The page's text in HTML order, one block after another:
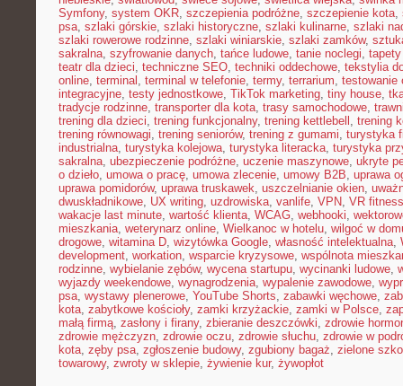
Symfony, system OKR, szczepienia podróżne, szczepienie kota,
psa, szlaki górskie, szlaki historyczne, szlaki kulinarne, szlaki
szlaki rowerowe rodzinne, szlaki winiarskie, szlaki zamków,
sakralna, szyfrowanie danych, tańce ludowe, tanie noclegi,
teatr dla dzieci, techniczne SEO, techniki oddechowe, tekstylia
online, terminal , terminal w telefonie, termy, terrarium, testowanie
integracyjne, testy jednostkowe, TikTok marketing, tiny house,
tradycje rodzinne, transporter dla kota, trasy samochodowe,
trening dla dzieci, trening funkcjonalny, trening kettlebell , trening
trening równowagi, trening seniorów, trening z gumami, turystyka
industrialna, turystyka kolejowa, turystyka literacka, turystyka
sakralna, ubezpieczenie podróżne, uczenie maszynowe, ukryte
o dzieło, umowa o pracę, umowa zlecenie, umowy B2B, uprawa
uprawa pomidorów, uprawa truskawek, uszczelnianie okien,
dwuskładnikowe, UX writing, uzdrowiska, vanlife, VPN, VR fitness
wakacje last minute, wartość klienta, WCAG, webhooki,
mieszkania, weterynarz online, Wielkanoc w hotelu, wilgoć w
drogowe, witamina D, wizytówka Google, własność intelektualna,
development, workation, wsparcie kryzysowe, wspólnota
rodzinne, wybielanie zębów, wycena startupu, wycinanki ludowe,
wyjazdy weekendowe, wynagrodzenia, wypalenie zawodowe,
psa, wystawy plenerowe, YouTube Shorts, zabawki węchowe,
kota, zabytkowe kościoły, zamki krzyżackie, zamki w Polsce,
małą firmą, zasłony i firany, zbieranie deszczówki, zdrowie
zdrowie mężczyzn, zdrowie oczu, zdrowie słuchu, zdrowie w
kota, zęby psa, zgłoszenie budowy, zgubiony bagaż, zielone
towarowy, zwroty w sklepie, żywienie kur, żywopłot